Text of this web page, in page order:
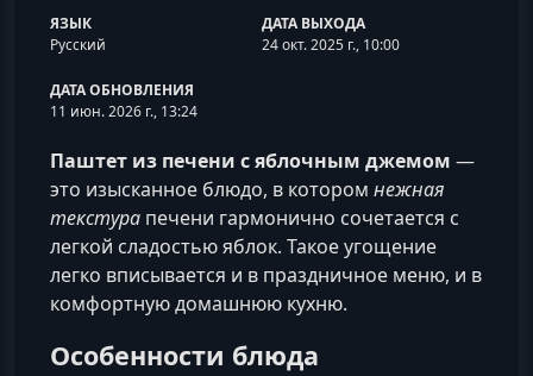
ЯЗЫК
Русский
ДАТА ВЫХОДА
24 окт. 2025 г., 10:00
ДАТА ОБНОВЛЕНИЯ
11 июн. 2026 г., 13:24
Паштет из печени с яблочным джемом —
это изысканное блюдо, в котором нежная
текстура печени гармонично сочетается с
легкой сладостью яблок. Такое угощение
легко вписывается и в праздничное меню, и в
комфортную домашнюю кухню.
Особенности блюда